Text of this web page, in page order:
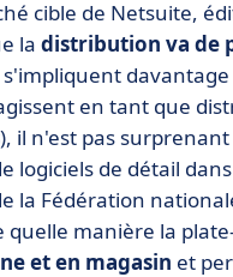
cible de Netsuite,
la distribution va de
en tant que
), il n'est pas
logiciels de détail
la Fédération
quelle manière la
et en magasin et